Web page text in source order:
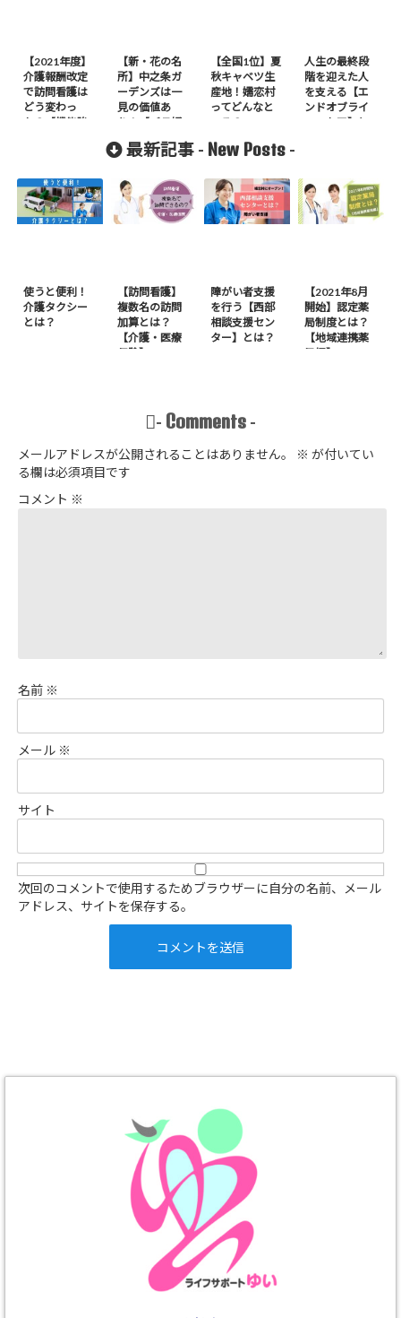
【2021年度】
介護報酬改定
で訪問看護は
どう変わっ
た？【機能強
【新・花の名
所】中之条ガ
ーデンズは一
見の価値あ
り！【バラ好
き必見】
【全国1位】夏
秋キャベツ生
産地！嬬恋村
ってどんなと
ころ？
人生の最終段
階を迎えた人
を支える【エ
ンドオブライ
フ・ケア】と
最新記事 - New Posts -
使うと便利！
介護タクシー
とは？
【訪問看護】
複数名の訪問
加算とは？
【介護・医療
保険】
障がい者支援
を行う【西部
相談支援セン
ター】とは？
【2021年8月
開始】認定薬
局制度とは？
【地域連携薬
局編】
- Comments -
メールアドレスが公開されることはありません。 ※ が付いてい
る欄は必須項目です
コメント ※
名前 ※
メール ※
サイト
次回のコメントで使用するためブラウザーに自分の名前、メール
アドレス、サイトを保存する。